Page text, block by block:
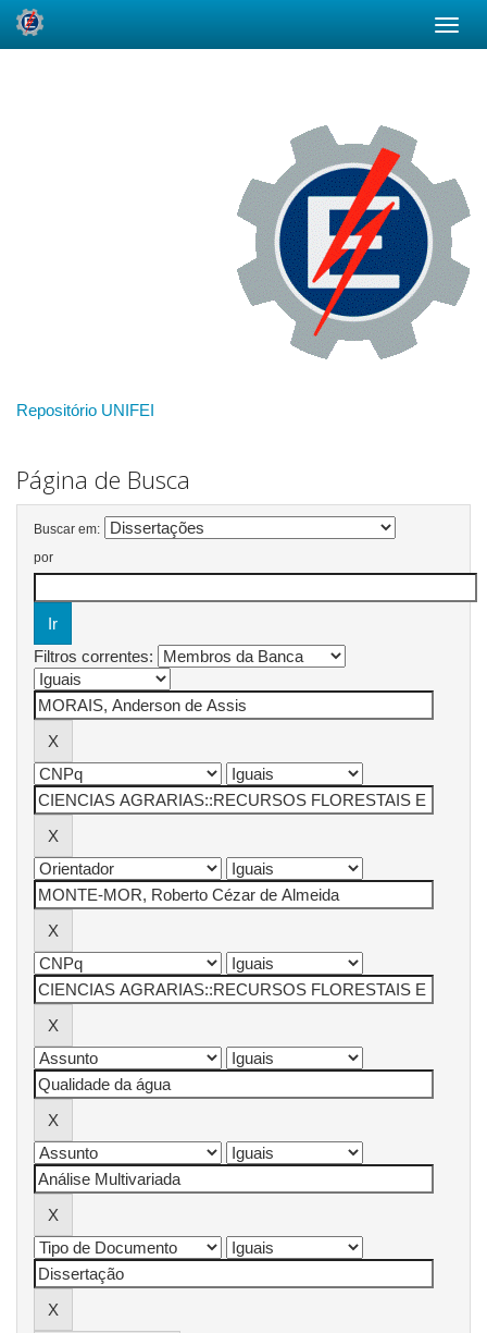
Repositório UNIFEI
Página de Busca
Buscar em:
por
Filtros correntes: